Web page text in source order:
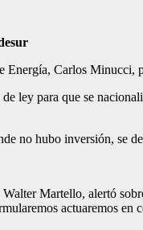
Carlos
ley para que se
no hubo inversión, se
Martello, alertó
actuaremos